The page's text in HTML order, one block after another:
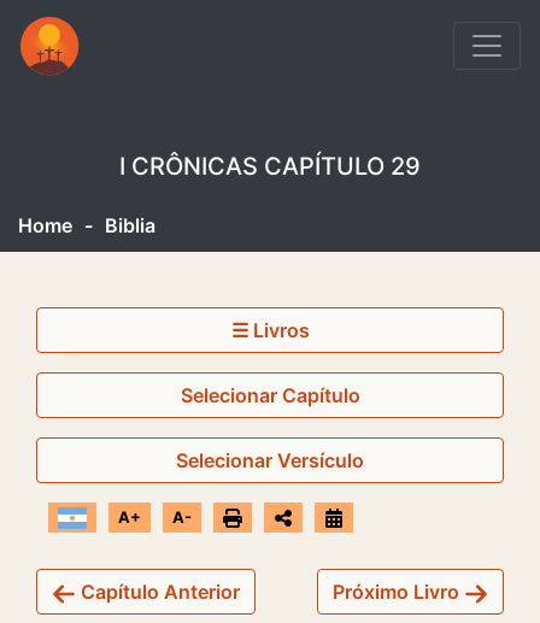
I CRÔNICAS CAPÍTULO 29
Home - Biblia
☰ Livros
Selecionar Capítulo
Selecionar Versículo
A+ A-
Capítulo Anterior Próximo Livro